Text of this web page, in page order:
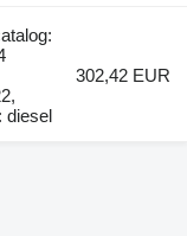
diesel
302,42 EUR